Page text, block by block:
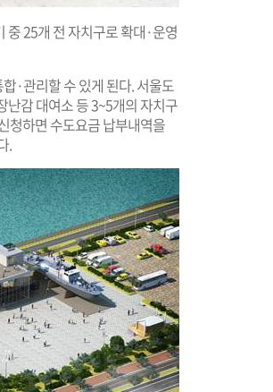
중 25개 전 자치구로 확대·운영
·관리할 수 있게 된다. 서울도
난감 대여소 등 3~5개의 자치구
청하면 수도요금 납부내역을
.